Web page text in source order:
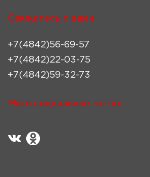
Свяжитесь с нами
+7(4842)56-69-57
+7(4842)22-03-75
+7(4842)59-32-73
Мы в социальных сетях: